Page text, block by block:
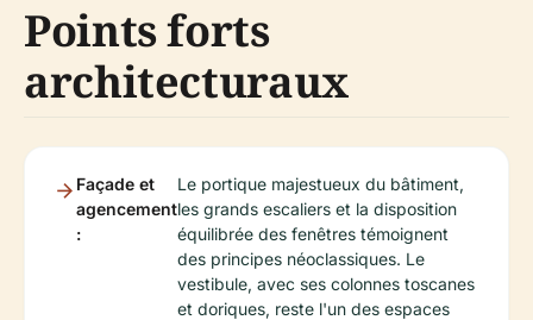
Points forts
architecturaux
Façade et
agencement
:
Le portique majestueux du bâtiment,
les grands escaliers et la disposition
équilibrée des fenêtres témoignent
des principes néoclassiques. Le
vestibule, avec ses colonnes toscanes
et doriques, reste l'un des espaces